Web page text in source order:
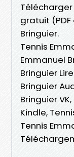
Télécharger
gratuit (PDF
Bringuier.
Tennis
Emmanuel
Bringuier
Bringuier
Bringuier
Kindle,
Tennis